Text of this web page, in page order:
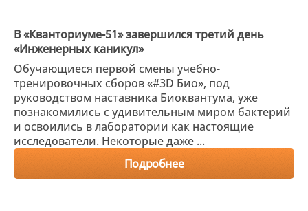
В «Кванториуме-51» завершился третий день
«Инженерных каникул»
Обучающиеся первой смены учебно-
тренировочных сборов «#3D Био», под
руководством наставника Биоквантума, уже
познакомились с удивительным миром бактерий
и освоились в лаборатории как настоящие
исследователи. Некоторые даже ...
Подробнее